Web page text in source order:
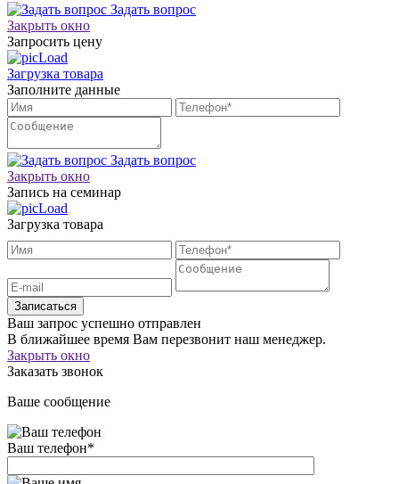
Задать вопрос
Закрыть окно
Запросить цену
Загрузка товара
Заполните данные
Задать вопрос
Закрыть окно
Запись на семинар
Загрузка товара
Записаться
Ваш запрос успешно отправлен
В ближайшее время Вам перезвонит наш менеджер.
Закрыть окно
Заказать звонок
Ваше сообщение
Ваш телефон*